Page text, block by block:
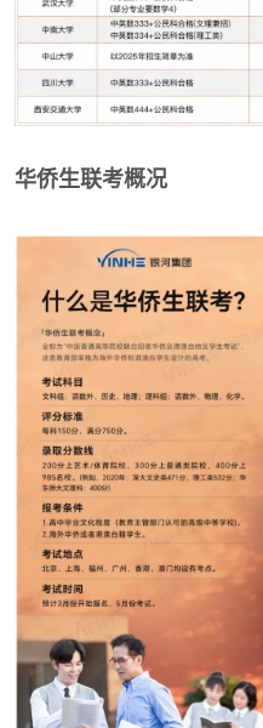
华侨生联考概况